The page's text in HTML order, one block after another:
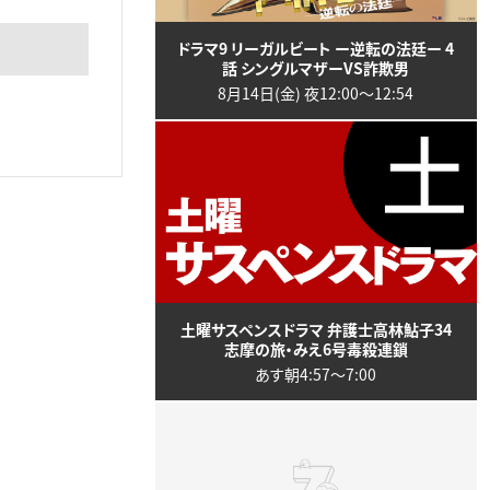
ドラマ9 リーガルビート ー逆転の法廷ー 4
話 シングルマザーVS詐欺男
8月14日(金) 夜12:00〜12:54
土曜サスペンスドラマ 弁護士高林鮎子34
志摩の旅・みえ6号毒殺連鎖
あす朝4:57〜7:00